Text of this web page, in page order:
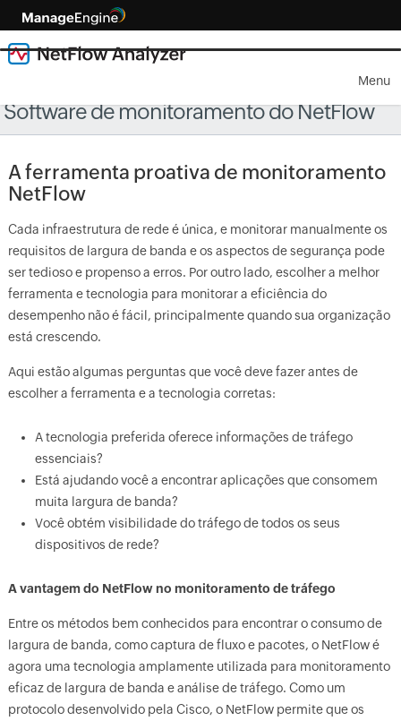
Menu
Software de monitoramento do NetFlow
A ferramenta proativa de monitoramento
NetFlow
Cada infraestrutura de rede é única, e monitorar manualmente os
requisitos de largura de banda e os aspectos de segurança pode
ser tedioso e propenso a erros. Por outro lado, escolher a melhor
ferramenta e tecnologia para monitorar a eficiência do
desempenho não é fácil, principalmente quando sua organização
está crescendo.
Aqui estão algumas perguntas que você deve fazer antes de
escolher a ferramenta e a tecnologia corretas:
A tecnologia preferida oferece informações de tráfego
essenciais?
Está ajudando você a encontrar aplicações que consomem
muita largura de banda?
Você obtém visibilidade do tráfego de todos os seus
dispositivos de rede?
A vantagem do NetFlow no monitoramento de tráfego
Entre os métodos bem conhecidos para encontrar o consumo de
largura de banda, como captura de fluxo e pacotes, o NetFlow é
agora uma tecnologia amplamente utilizada para monitoramento
eficaz de largura de banda e análise de tráfego. Como um
protocolo desenvolvido pela Cisco, o NetFlow permite que os